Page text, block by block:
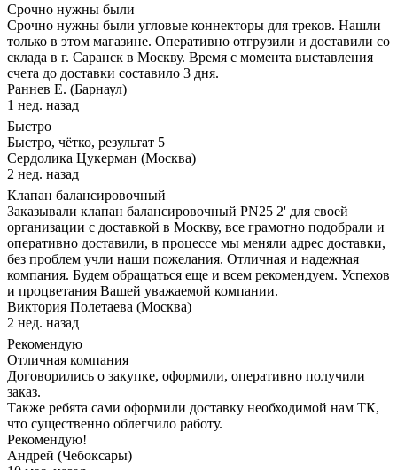
Срочно нужны были
Срочно нужны были угловые коннекторы для треков. Нашли
только в этом магазине. Оперативно отгрузили и доставили со
склада в г. Саранск в Москву. Время с момента выставления
счета до доставки составило 3 дня.
Раннев Е. (Барнаул)
1 нед. назад
Быстро
Быстро, чётко, результат 5
Сердолика Цукерман (Москва)
2 нед. назад
Клапан балансировочный
Заказывали клапан балансировочный PN25 2' для своей
организации с доставкой в Москву, все грамотно подобрали и
оперативно доставили, в процессе мы меняли адрес доставки,
без проблем учли наши пожелания. Отличная и надежная
компания. Будем обращаться еще и всем рекомендуем. Успехов
и процветания Вашей уважаемой компании.
Виктория Полетаева (Москва)
2 нед. назад
Рекомендую
Отличная компания
Договорились о закупке, оформили, оперативно получили
заказ.
Также ребята сами оформили доставку необходимой нам ТК,
что существенно облегчило работу.
Рекомендую!
Андрей (Чебоксары)